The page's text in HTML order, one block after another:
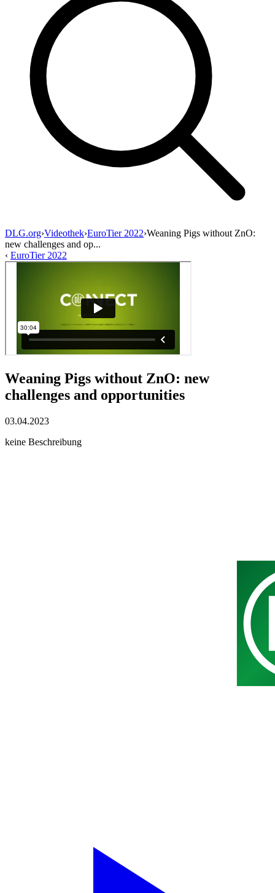
DLG.org›Videothek›EuroTier 2022›Weaning Pigs without ZnO:
new challenges and op...
‹ EuroTier 2022
Weaning Pigs without ZnO: new
challenges and opportunities
03.04.2023
keine Beschreibung